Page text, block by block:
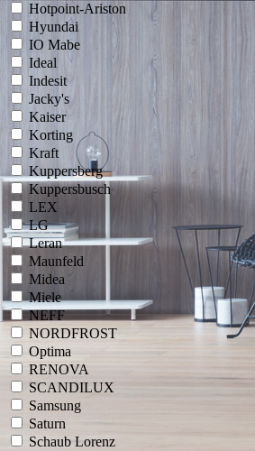
Hotpoint-Ariston
Hyundai
IO Mabe
Ideal
Indesit
Jacky's
Kaiser
Korting
Kraft
Kuppersberg
Kuppersbusch
LEX
LG
Leran
Maunfeld
Midea
Miele
NEFF
NORDFROST
Optima
RENOVA
SCANDILUX
Samsung
Saturn
Schaub Lorenz